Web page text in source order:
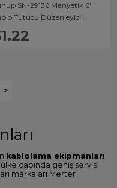
SN-29136 Manyetik 6'lı
Tutucu Düzenleyici
Klips Beyaz
>
kablolama ekipmanları
çapında geniş servis
markaları Merter